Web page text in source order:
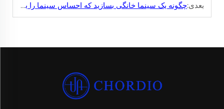
بعدی:چگونه یک سینما خانگی بسازید که احساس سینما را به شما بدهد؟